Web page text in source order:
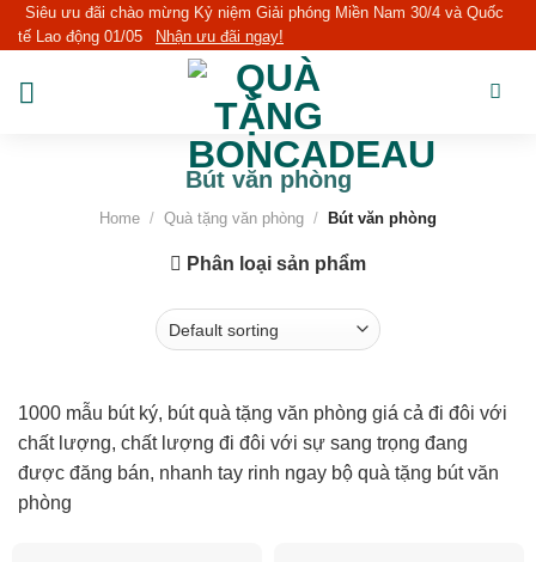
SkipSiêu ưu đãi chào mừng Kỷ niệm Giải phóng Miền Nam 30/4 và Quốc
tế Lao động 01/05
Nhận ưu đãi ngay!
Bút văn phòng
Home / Quà tặng văn phòng / Bút văn phòng
Phân loại sản phẩm
1000 mẫu bút ký, bút quà tặng văn phòng giá cả đi đôi với
chất lượng, chất lượng đi đôi với sự sang trọng đang
được đăng bán, nhanh tay rinh ngay bộ quà tặng bút văn
phòng